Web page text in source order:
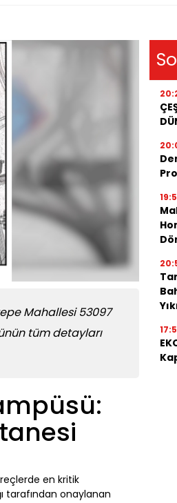
Mahallesi 53097
tüm detayları
en kritik
tarafından onaylanan